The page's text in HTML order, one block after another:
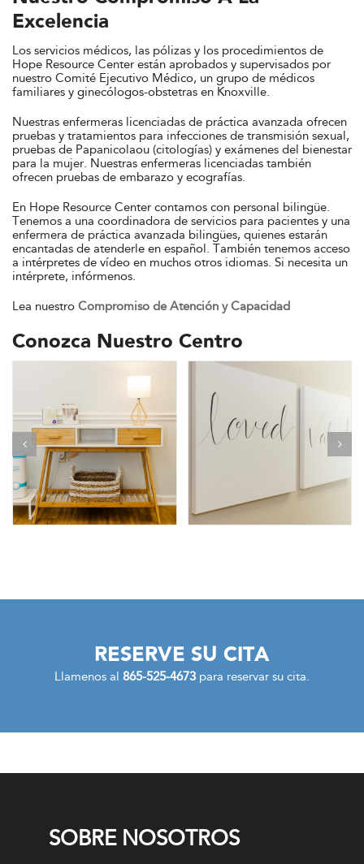
Excelencia
Los servicios médicos, las pólizas y los procedimientos de
Hope Resource Center están aprobados y supervisados ​​por
nuestro Comité Ejecutivo Médico, un grupo de médicos
familiares y ginecólogos-obstetras en Knoxville.
Nuestras enfermeras licenciadas de práctica avanzada ofrecen
pruebas y tratamientos para infecciones de transmisión sexual,
pruebas de Papanicolaou (citologías) y exámenes del bienestar
para la mujer. Nuestras enfermeras licenciadas también
ofrecen pruebas de embarazo y ecografías.
En Hope Resource Center contamos con personal bilingüe.
Tenemos a una coordinadora de servicios para pacientes y una
enfermera de práctica avanzada bilingües, quienes estarán
encantadas de atenderle en español. También tenemos acceso
a intérpretes de vídeo en muchos otros idiomas. Si necesita un
intérprete, infórmenos.
Lea nuestro Compromiso de Atención y Capacidad
Conozca Nuestro Centro
RESERVE SU CITA
Llamenos al 865-525-4673 para reservar su cita.
SOBRE NOSOTROS